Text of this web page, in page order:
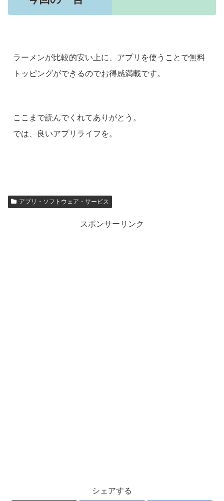
ラーメンが比較的安い上に、アプリを使うことで無料
トッピングができるのでお得感満載です。
ここまで読んでくれてありがとう。
では、良いアプリライフを。
アプリ・ソフトウェア・サービス
スポンサーリンク
シェアする